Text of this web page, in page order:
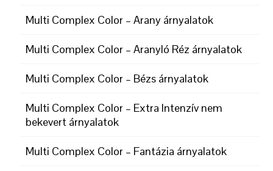
Multi Complex Color – Arany árnyalatok
Multi Complex Color – Aranyló Réz árnyalatok
Multi Complex Color – Bézs árnyalatok
Multi Complex Color – Extra Intenzív nem
bekevert árnyalatok
Multi Complex Color – Fantázia árnyalatok